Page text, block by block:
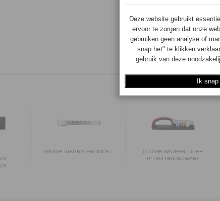
GS20/B VISGRATENPINCET
0550GB WATERSLIJPER
PLUS3 GRIJS/ZWART